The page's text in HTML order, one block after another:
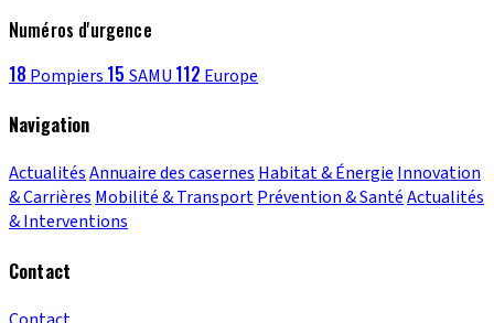
Numéros d'urgence
18 Pompiers 15 SAMU 112 Europe
Navigation
ActualitésAnnuaire des casernes Habitat & Énergie Innovation
& Carrières Mobilité & TransportPrévention & SantéActualités
& Interventions
Contact